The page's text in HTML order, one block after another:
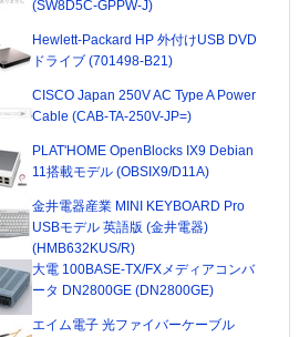
(SW8D5C-GPPW-J)
Hewlett-Packard HP 外付けUSB DVD
ドライブ (701498-B21)
CISCO Japan 250V AC Type A Power
Cable (CAB-TA-250V-JP=)
PLAT'HOME OpenBlocks IX9 Debian
11搭載モデル (OBSIX9/D11A)
金井電器産業 MINI KEYBOARD Pro
USBモデル 英語版 (金井電器)
(HMB632KUS/R)
大電 100BASE-TX/FXメディアコンバ
ータ DN2800GE (DN2800GE)
エイム電子 光ファイバーケーブル